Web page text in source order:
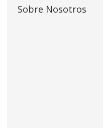
Sobre Nosotros